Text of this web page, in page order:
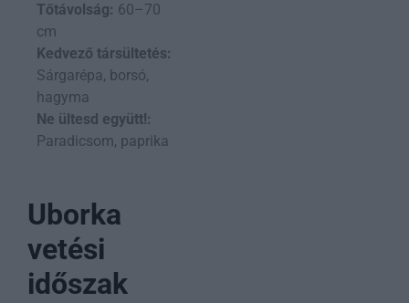
Tőtávolság: 60–70
cm
Kedvező társültetés:
Sárgarépa, borsó,
hagyma
Ne ültesd együtt!:
Paradicsom, paprika
Uborka
vetési
időszak